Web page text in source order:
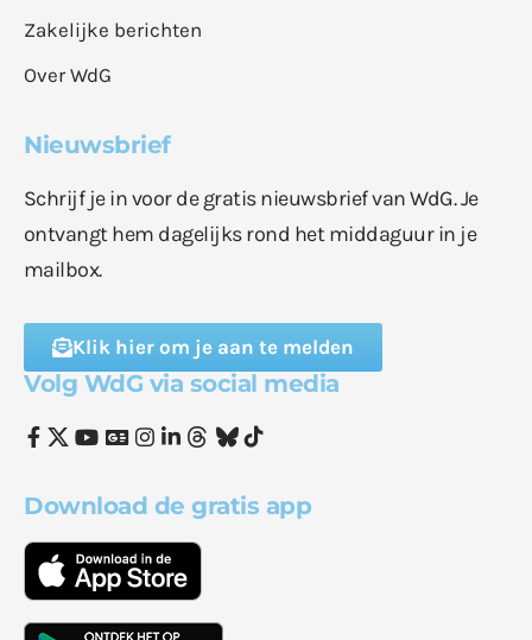
Zakelijke berichten
Over WdG
Nieuwsbrief
Schrijf je in voor de gratis nieuwsbrief van WdG. Je
ontvangt hem dagelijks rond het middaguur in je
mailbox.
Klik hier om je aan te melden
Volg WdG via social media
Download de gratis app